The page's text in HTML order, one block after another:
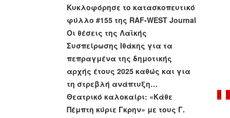
Κυκλοφόρησε το κατασκοπευτικό
φύλλο #155 της RAF-WEST Journal
Οι θέσεις της Λαϊκής
Συσπείρωσης Ιθάκης για τα
πεπραγμένα της δημοτικής
αρχής έτους 2025 καθώς και για
τη στρεβλή ανάπτυξη…
Θεατρικό καλοκαίρι: «Κάθε
Πέμπτη κύριε Γκρην» με τους Γ.